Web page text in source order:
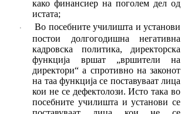
како финансиер на поголем дел од
истата;
·
Во посебните училишта и установи
постои долгогодишна негативна
кадровска политика, директорска
функција вршат „вршители на
директори“ а спротивно на законот
на таа функција се поставуваат лица
кои не се дефектолози. Исто така во
посебните училишта и установи се